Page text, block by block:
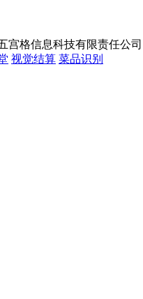
宫格信息科技有限责任公司
视觉结算 菜品识别